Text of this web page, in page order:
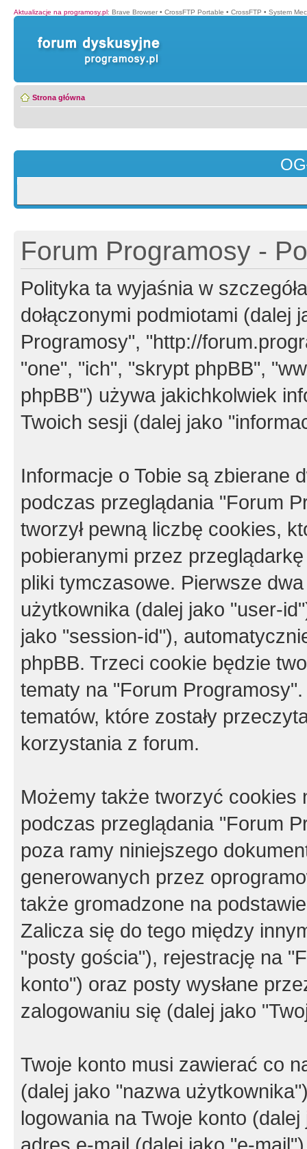
Aktualizacje na programosy.pl: Brave Browser • CrossFTP Portable • CrossFTP • System
Strona główna
Forum Programosy -
Polityka ta wyjaśnia w
dołączonymi podmiotami (dalej
Programosy", "http://
"one", "ich", "skrypt phpBB",
phpBB") używa jakichkolwiek
Twoich sesji (dalej jako
Informacje o Tobie są zbierane
podczas przeglądania "Forum
tworzył pewną liczbę cookies,
pobieranymi przez
pliki tymczasowe. Pierwsze
użytkownika (dalej jako "user-
jako "session-id"),
phpBB. Trzeci cookie będzie
tematy na "Forum
tematów, które zostały
korzystania z forum.
Możemy także tworzyć cookies
podczas przeglądania "Forum
poza ramy niniejszego
generowanych przez
także gromadzone na
Zalicza się do tego między
"posty gościa"), rejestrację na
konto") oraz posty wysłane
zalogowaniu się (dalej jako
Twoje konto musi zawierać co
(dalej jako "nazwa
logowania na Twoje konto